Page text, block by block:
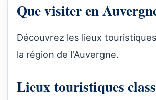
Que visiter en
Découvrez les lieux
la région de l'Auvergne.
Lieux touristiques